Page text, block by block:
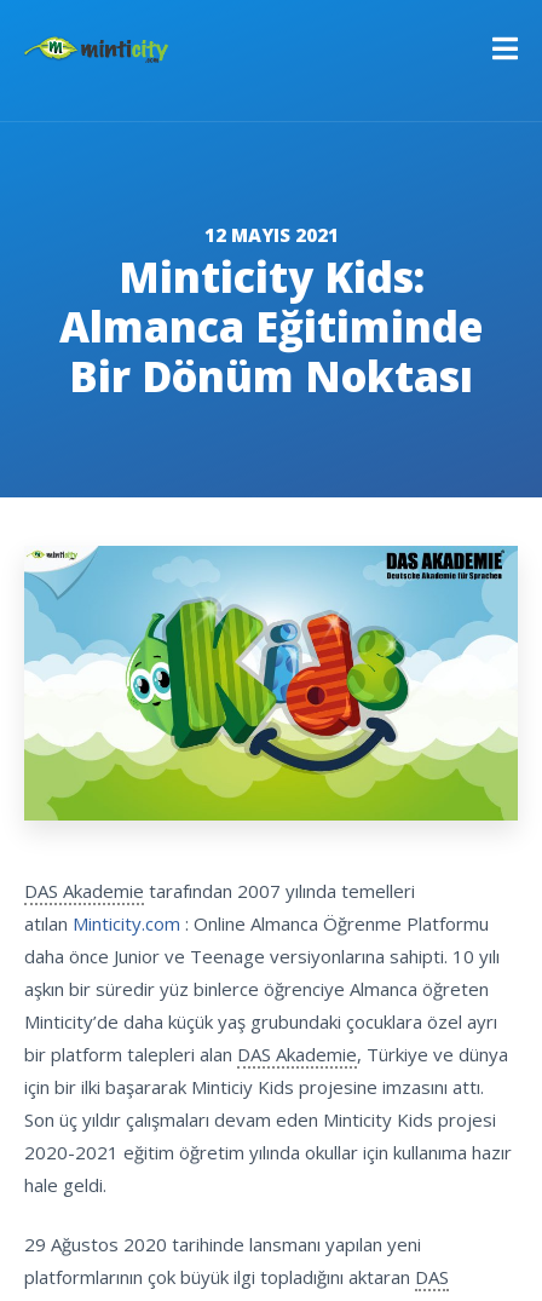
12 MAYIS 2021
Minticity Kids:
Almanca Eğitiminde
Bir Dönüm Noktası
DAS Akademie tarafından 2007 yılında temelleri
atılan Minticity.com : Online Almanca Öğrenme Platformu
daha önce Junior ve Teenage versiyonlarına sahipti. 10 yılı
aşkın bir süredir yüz binlerce öğrenciye Almanca öğreten
Minticity’de daha küçük yaş grubundaki çocuklara özel ayrı
bir platform talepleri alan DAS Akademie, Türkiye ve dünya
için bir ilki başararak Minticiy Kids projesine imzasını attı.
Son üç yıldır çalışmaları devam eden Minticity Kids projesi
2020-2021 eğitim öğretim yılında okullar için kullanıma hazır
hale geldi.
29 Ağustos 2020 tarihinde lansmanı yapılan yeni
platformlarının çok büyük ilgi topladığını aktaran DAS